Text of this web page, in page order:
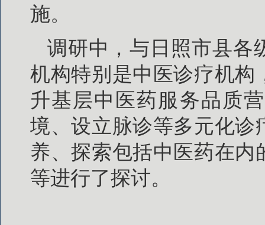
施。
调研中，与日照市县各
机构特别是中医诊疗机构
升基层中医药服务品质
境、设立脉诊等多元化诊
养、探索包括中医药在
等进行了探讨。